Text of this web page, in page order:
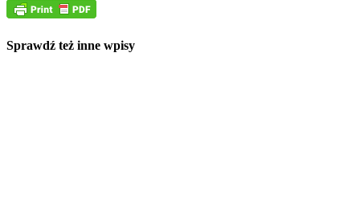
Sprawdź też inne wpisy